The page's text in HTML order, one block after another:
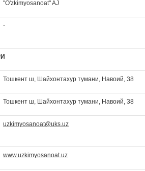
"O'zkimyosanoat" AJ
-
Тошкент ш, Шайхонтахур тумани, Навоий, 38
Тошкент ш, Шайхонтахур тумани, Навоий, 38
uzkimyosanoat@uks.uz
www.uzkimyosanoat.uz